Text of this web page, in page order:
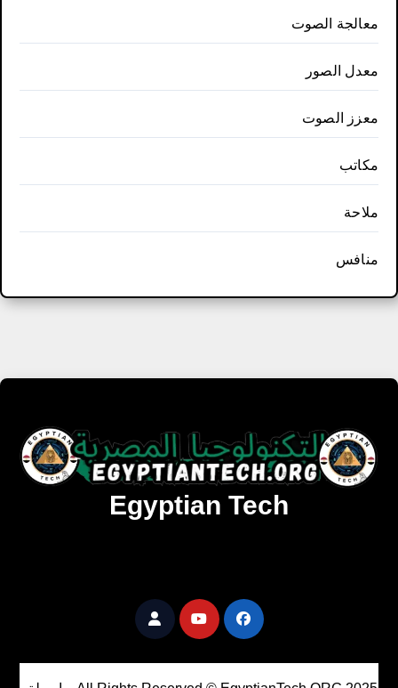
معالجة الصوت
معدل الصور
معزز الصوت
مكاتب
ملاحة
منافس
Egyptian Tech